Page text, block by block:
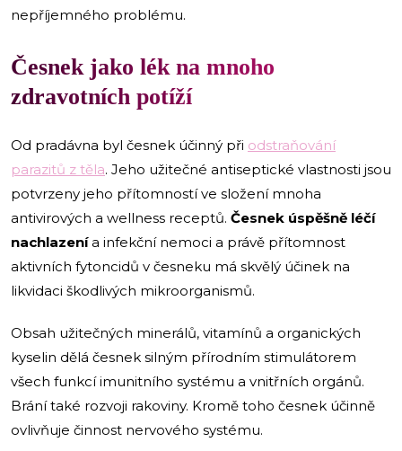
nepříjemného problému.
Česnek jako lék na mnoho
zdravotních potíží
Od pradávna byl česnek účinný při odstraňování
parazitů z těla. Jeho užitečné antiseptické vlastnosti jsou
potvrzeny jeho přítomností ve složení mnoha
antivirových a wellness receptů. Česnek úspěšně léčí
nachlazenía infekční nemoci a právě přítomnost
aktivních fytoncidů v česneku má skvělý účinek na
likvidaci škodlivých mikroorganismů.
Obsah užitečných minerálů, vitamínů a organických
kyselin dělá česnek silným přírodním stimulátorem
všech funkcí imunitního systému a vnitřních orgánů.
Brání také rozvoji rakoviny. Kromě toho česnek účinně
ovlivňuje činnost nervového systému.